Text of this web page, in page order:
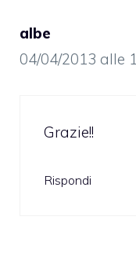
albe
04/04/2013 alle
Grazie!!
Rispondi